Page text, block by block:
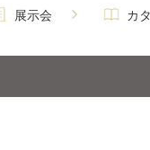
展示会 カ